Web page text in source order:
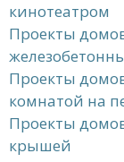
кинотеатром
Проекты
Проекты
комнатой на
Проекты
крышей